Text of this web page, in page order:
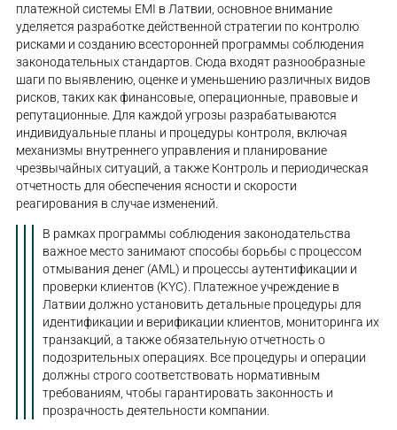
платежной системы EMI в Латвии, основное внимание
уделяется разработке действенной стратегии по контролю
рисками и созданию всесторонней программы соблюдения
законодательных стандартов. Сюда входят разнообразные
шаги по выявлению, оценке и уменьшению различных видов
рисков, таких как финансовые, операционные, правовые и
репутационные. Для каждой угрозы разрабатываются
индивидуальные планы и процедуры контроля, включая
механизмы внутреннего управления и планирование
чрезвычайных ситуаций, а также Контроль и периодическая
отчетность для обеспечения ясности и скорости
реагирования в случае изменений.
В рамках программы соблюдения законодательства
важное место занимают способы борьбы с процессом
отмывания денег (AML) и процессы аутентификации и
проверки клиентов (KYC). Платежное учреждение в
Латвии должно установить детальные процедуры для
идентификации и верификации клиентов, мониторинга их
транзакций, а также обязательную отчетность о
подозрительных операциях. Все процедуры и операции
должны строго соответствовать нормативным
требованиям, чтобы гарантировать законность и
прозрачность деятельности компании.